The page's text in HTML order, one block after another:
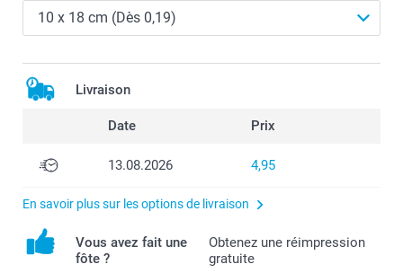
Livraison
Date Prix
13.08.2026 4,95
En savoir plus sur les options de livraison
Vous avez fait une
fôte ?
Obtenez une réimpression
gratuite